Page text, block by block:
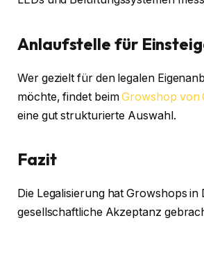
Anlaufstelle für
Wer gezielt für den legalen
möchte, findet beimGrowshop von
eine gut strukturierte Auswahl.
Fazit
Die Legalisierung hat Growshops in
gesellschaftliche Akzeptanz